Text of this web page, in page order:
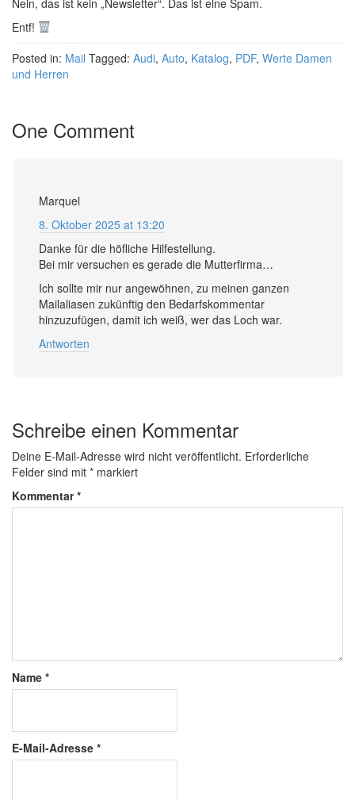
Entf!
Posted in: Mail Tagged: Audi, Auto, Katalog, PDF, Werte Damen
und Herren
One Comment
Marquel
8. Oktober 2025 at 13:20
Danke für die höfliche Hilfestellung.
Bei mir versuchen es gerade die Mutterfirma…
Ich sollte mir nur angewöhnen, zu meinen ganzen
Mailaliasen zukünftig den Bedarfskommentar
hinzuzufügen, damit ich weiß, wer das Loch war.
Antworten
Schreibe einen Kommentar
Deine E-Mail-Adresse wird nicht veröffentlicht. Erforderliche
Felder sind mit * markiert
Kommentar*
Name *
E-Mail-Adresse *